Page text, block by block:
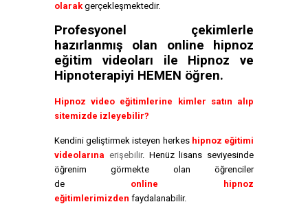
olarakgerçekleşmektedir.
Profesyonel çekimlerle
hazırlanmış olan online hipnoz
eğitim videoları ile Hipnoz ve
Hipnoterapiyi HEMEN öğren.
Hipnoz video eğitimlerine kimler satın alıp
sitemizde izleyebilir?
Kendini geliştirmek isteyen herkes hipnoz eğitimi
videolarına erişebilir. Henüz lisans seviyesinde
öğrenim görmekte olan öğrenciler
de
online hipnoz
eğitimlerimizden faydalanabilir.